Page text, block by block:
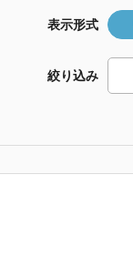
表示形式
絞り込み